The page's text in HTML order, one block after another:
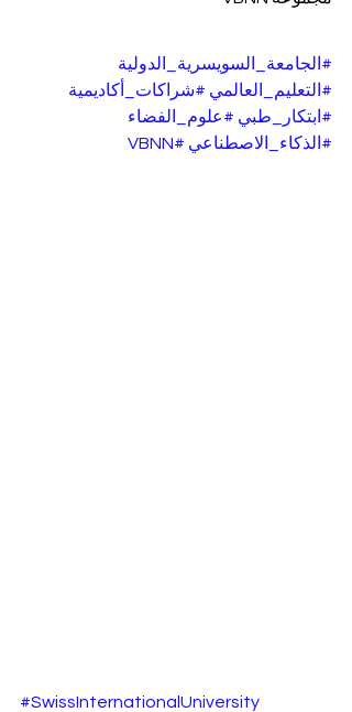
#الجامعة_السويسرية_الدولية
#التعليم_العالمي #شراكات_أكاديمية
#ابتكار_طبي #علوم_الفضاء
#الذكاء_الاصطناعي #VBNN
#SwissInternationalUniversity